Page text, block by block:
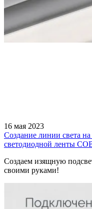
16 мая 2023
Создание линии света
светодиодной ленты
Создаем изящную
своими руками!